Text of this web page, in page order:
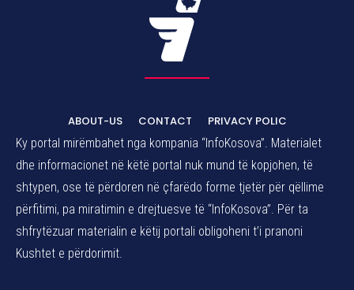
ABOUT-US CONTACT
PRIVACY POLIC
Ky portal mirëmbahet nga kompania “InfoKosova”. Materialet
dhe informacionet në këtë portal nuk mund të kopjohen, të
shtypen, ose të përdoren në çfarëdo forme tjetër për qëllime
përfitimi, pa miratimin e drejtuesve të “InfoKosova”. Për ta
shfrytëzuar materialin e këtij portali obligoheni t’i pranoni
Kushtet e përdorimit.